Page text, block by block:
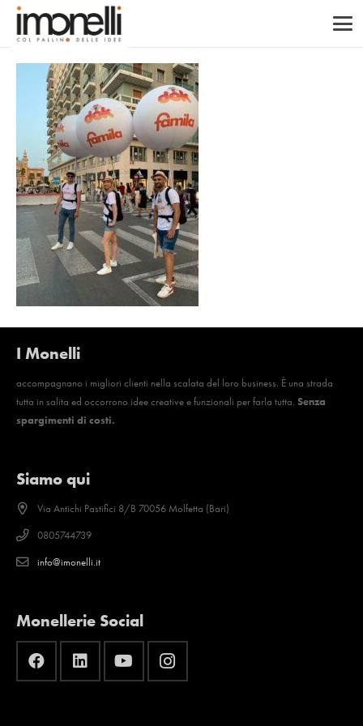
I Monelli
accompagnano i migliori clienti nella scalata del loro business. È una strada
tutta in salita ed occorrono idee creative e funzionali per farla tutta. Senza
spargimenti di costi.
Siamo qui
Via Antichi Pastifici 8/B 70056 Molfetta (Bari)
0805744739
info@imonelli.it
Monellerie Social